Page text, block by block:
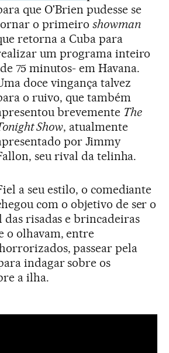
que O'Brien pudesse se
o primeiro showman
retorna a Cuba para
um programa inteiro
75 minutos- em Havana.
doce vingança talvez
o ruivo, que também
brevemente The
Show, atualmente
por Jimmy
seu rival da telinha.
a seu estilo, o comediante
com o objetivo de ser o
risadas e brincadeiras
o olhavam, entre
passear pela
indagar sobre os
a ilha.